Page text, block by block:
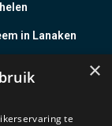
in Lanaken
×
te